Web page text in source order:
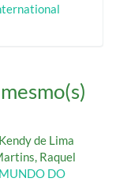
de Lima
Raquel
DO